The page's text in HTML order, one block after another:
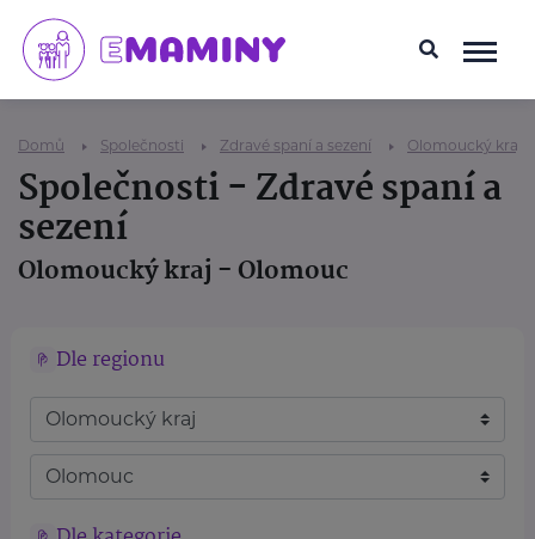
Domů Společnosti Zdravé spaní a sezení Olomoucký kraj
Společnosti - Zdravé spaní a
sezení
Olomoucký kraj - Olomouc
Dle regionu